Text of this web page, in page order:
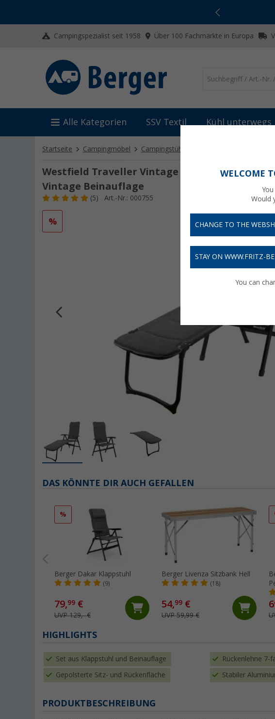
Campingspezialist seit 1958 Über 100 Fachmärkte in Europa
Alle Kategorien SSV Textil Kühl unterwegs
Startseite Campingmöbel Campingstühle
Westfield Traveller Vintage Klappstuhl 7-
Vintage Beinauflage
(5) Art.-Nr.: 000755
%
DAS KÖNNTE DIR AUCH GEFALLEN
%
Berger Dakar Klappstuhl
(9)
79,99 €
UVP 129,- €
Berger Livenza Sitzbank Hell
(18)
54,99 €
UVP 59,99 €
HIGHLIGHTS
Set aus Klappstuhl und Beinauflage Rückenlehne 7-
Gepolsterte Sitz- und Rückenfläche Stabiler
PRODUKTBESCHREIBUNG
WELCOME
Would
CHANGE TO THE
STAY ON WWW.FRITZ-
You can